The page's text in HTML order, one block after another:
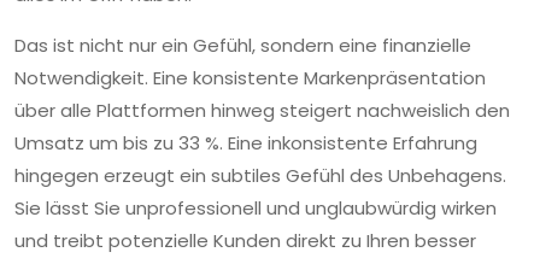
Das ist nicht nur ein Gefühl, sondern eine finanzielle
Notwendigkeit. Eine konsistente Markenpräsentation
über alle Plattformen hinweg steigert nachweislich den
Umsatz um bis zu 33 %. Eine inkonsistente Erfahrung
hingegen erzeugt ein subtiles Gefühl des Unbehagens.
Sie lässt Sie unprofessionell und unglaubwürdig wirken
und treibt potenzielle Kunden direkt zu Ihren besser